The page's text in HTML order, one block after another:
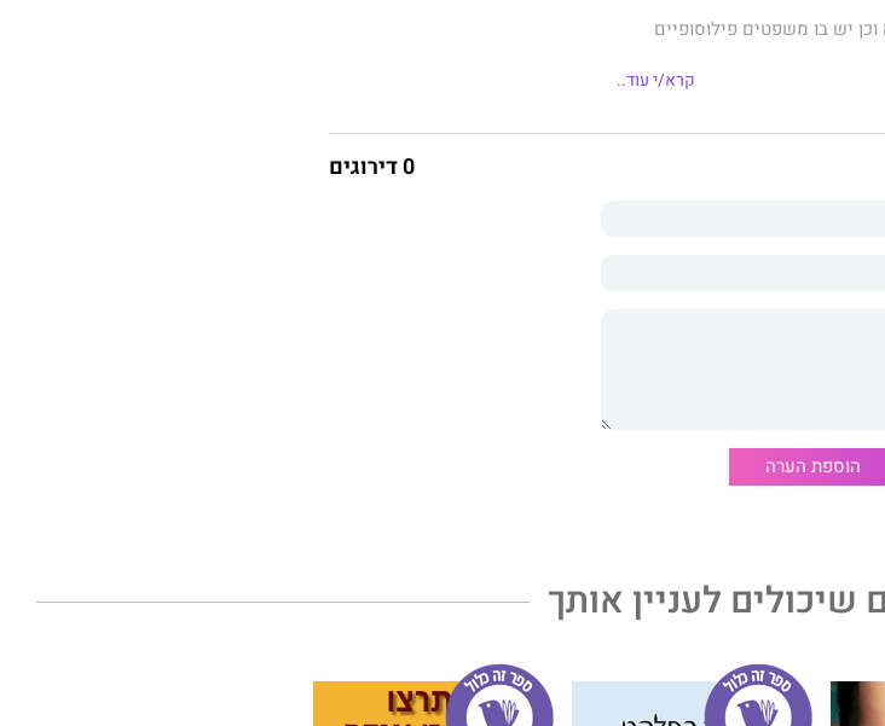
יש בו משפטים פילוסופיים
בני אדם לגבי הסביבה שלהם
לגבי הסביבה שאנחנו חיים בה
קרא/י עוד..
0 דירוגים
הוספת הערה
שיכולים לעניין אותך